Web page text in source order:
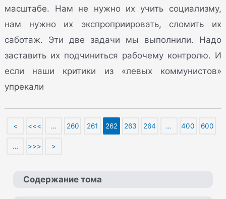
масштабе. Нам не нужно их учить социализму,
нам нужно их экспроприировать, сломить их
саботаж. Эти две задачи мы выполнили. Надо
заставить их подчиниться рабочему контролю. И
если наши критики из «левых коммунистов»
упрекали
< <<< … 260 261 262 263 264 … 400 600
… >>> >
Содержание тома